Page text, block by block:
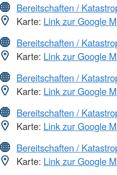
Bereitschaften /
Karte: Link zur Google
Bereitschaften /
Karte: Link zur Google
Bereitschaften /
Karte: Link zur Google
Bereitschaften /
Karte: Link zur Google
Bereitschaften /
Karte: Link zur Google